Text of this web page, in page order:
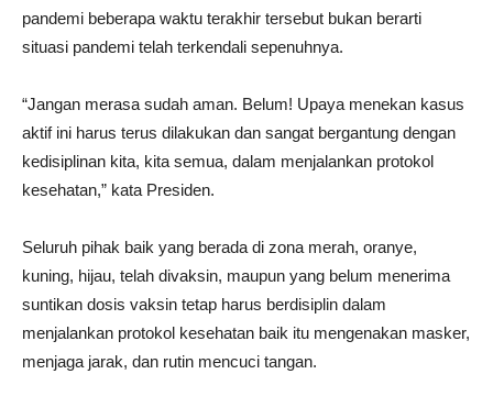
pandemi beberapa waktu terakhir tersebut bukan berarti
situasi pandemi telah terkendali sepenuhnya.
“Jangan merasa sudah aman. Belum! Upaya menekan kasus
aktif ini harus terus dilakukan dan sangat bergantung dengan
kedisiplinan kita, kita semua, dalam menjalankan protokol
kesehatan,” kata Presiden.
Seluruh pihak baik yang berada di zona merah, oranye,
kuning, hijau, telah divaksin, maupun yang belum menerima
suntikan dosis vaksin tetap harus berdisiplin dalam
menjalankan protokol kesehatan baik itu mengenakan masker,
menjaga jarak, dan rutin mencuci tangan.